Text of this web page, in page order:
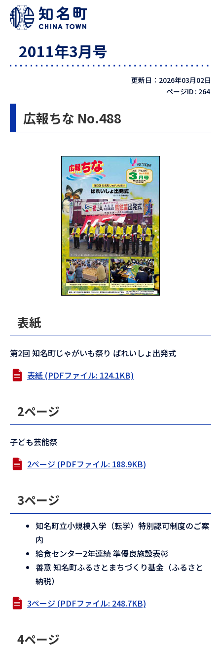
2011年3月号
更新日：2026年03月02日
ページID : 264
広報ちな No.488
表紙
第2回 知名町じゃがいも祭り ばれいしょ出発式
表紙 (PDFファイル: 124.1KB)
2ページ
子ども芸能祭
2ページ (PDFファイル: 188.9KB)
3ページ
知名町立小規模入学（転学）特別認可制度のご案
内
給食センター2年連続 準優良施設表彰
善意 知名町ふるさとまちづくり基金（ふるさと
納税）
3ページ (PDFファイル: 248.7KB)
4ページ